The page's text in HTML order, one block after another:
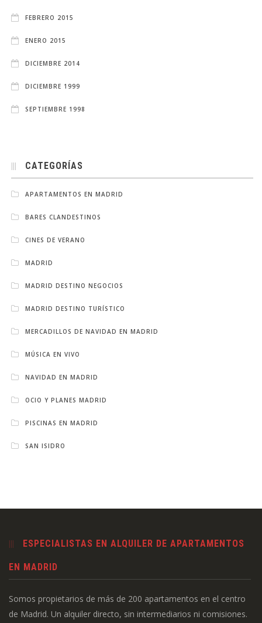
FEBRERO 2015
ENERO 2015
DICIEMBRE 2014
DICIEMBRE 1999
SEPTIEMBRE 1998
CATEGORÍAS
APARTAMENTOS EN MADRID
BARES CLANDESTINOS
CINES DE VERANO
MADRID
MADRID DESTINO NEGOCIOS
MADRID DESTINO TURÍSTICO
MERCADILLOS DE NAVIDAD EN MADRID
MÚSICA EN VIVO
NAVIDAD EN MADRID
OCIO Y PLANES MADRID
PISCINAS EN MADRID
SAN ISIDRO
ESPECIALISTAS EN ALQUILER DE APARTAMENTOS
EN MADRID
Somos propietarios de más de 200 apartamentos en el centro
de Madrid. Un alquiler directo, sin intermediarios ni comisiones.